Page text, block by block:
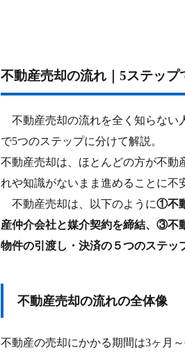
不動産売却の流れ｜5ステッ
不動産売却の流れを全く知らない
で5つのステップに分けて解説。
不動産売却は、ほとんどの方が不動
れや知識がないまま進めることに不
不動産売却は、以下のように①不
産仲介会社と媒介契約を締結、③
物件の引渡し・決済の５つのステッ
不動産売却の流れの全体像
不動産の売却にかかる期間は3ヶ月～